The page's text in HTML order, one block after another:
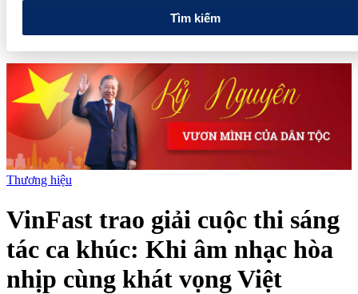
Tìm kiếm
Thương hiệu
VinFast trao giải cuộc thi sáng
tác ca khúc: Khi âm nhạc hòa
nhịp cùng khát vọng Việt